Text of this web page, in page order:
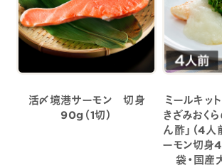
活〆境港サーモン 切身
90g（1切）
ミールキッ
きざみおく
ん酢」（4人
ーモン切身4
袋・国産